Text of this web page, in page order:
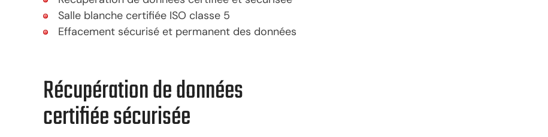
Salle blanche certifiée ISO classe 5
Effacement sécurisé et permanent des données
Récupération de données
certifiée sécurisée